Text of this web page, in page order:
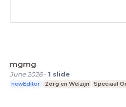
mgmg
June 2026- 1 slide
newEditor Zorg en Welzijn Speciaal